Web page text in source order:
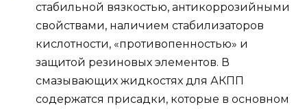
стабильной вязкостью, антикоррозийными
свойствами, наличием стабилизаторов
кислотности, «противопенностью» и
защитой резиновых элементов. В
смазывающих жидкостях для АКПП
содержатся присадки, которые в основном